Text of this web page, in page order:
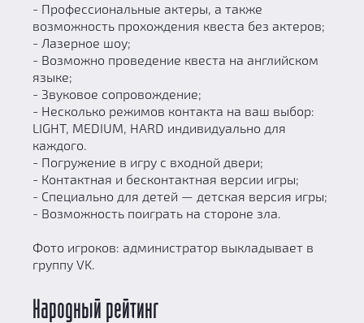
- Профессиональные актеры, а также
возможность прохождения квеста без актеров;
- Лазерное шоу;
- Возможно проведение квеста на английском
языке;
- Звуковое сопровождение;
- Несколько режимов контакта на ваш выбор:
LIGHT, MEDIUM, HARD индивидуально для
каждого.
- Погружение в игру с входной двери;
- Контактная и бесконтактная версии игры;
- Специально для детей — детская версия игры;
- Возможность поиграть на стороне зла.
Фото игроков: администратор выкладывает в
группу VK.
Народный рейтинг